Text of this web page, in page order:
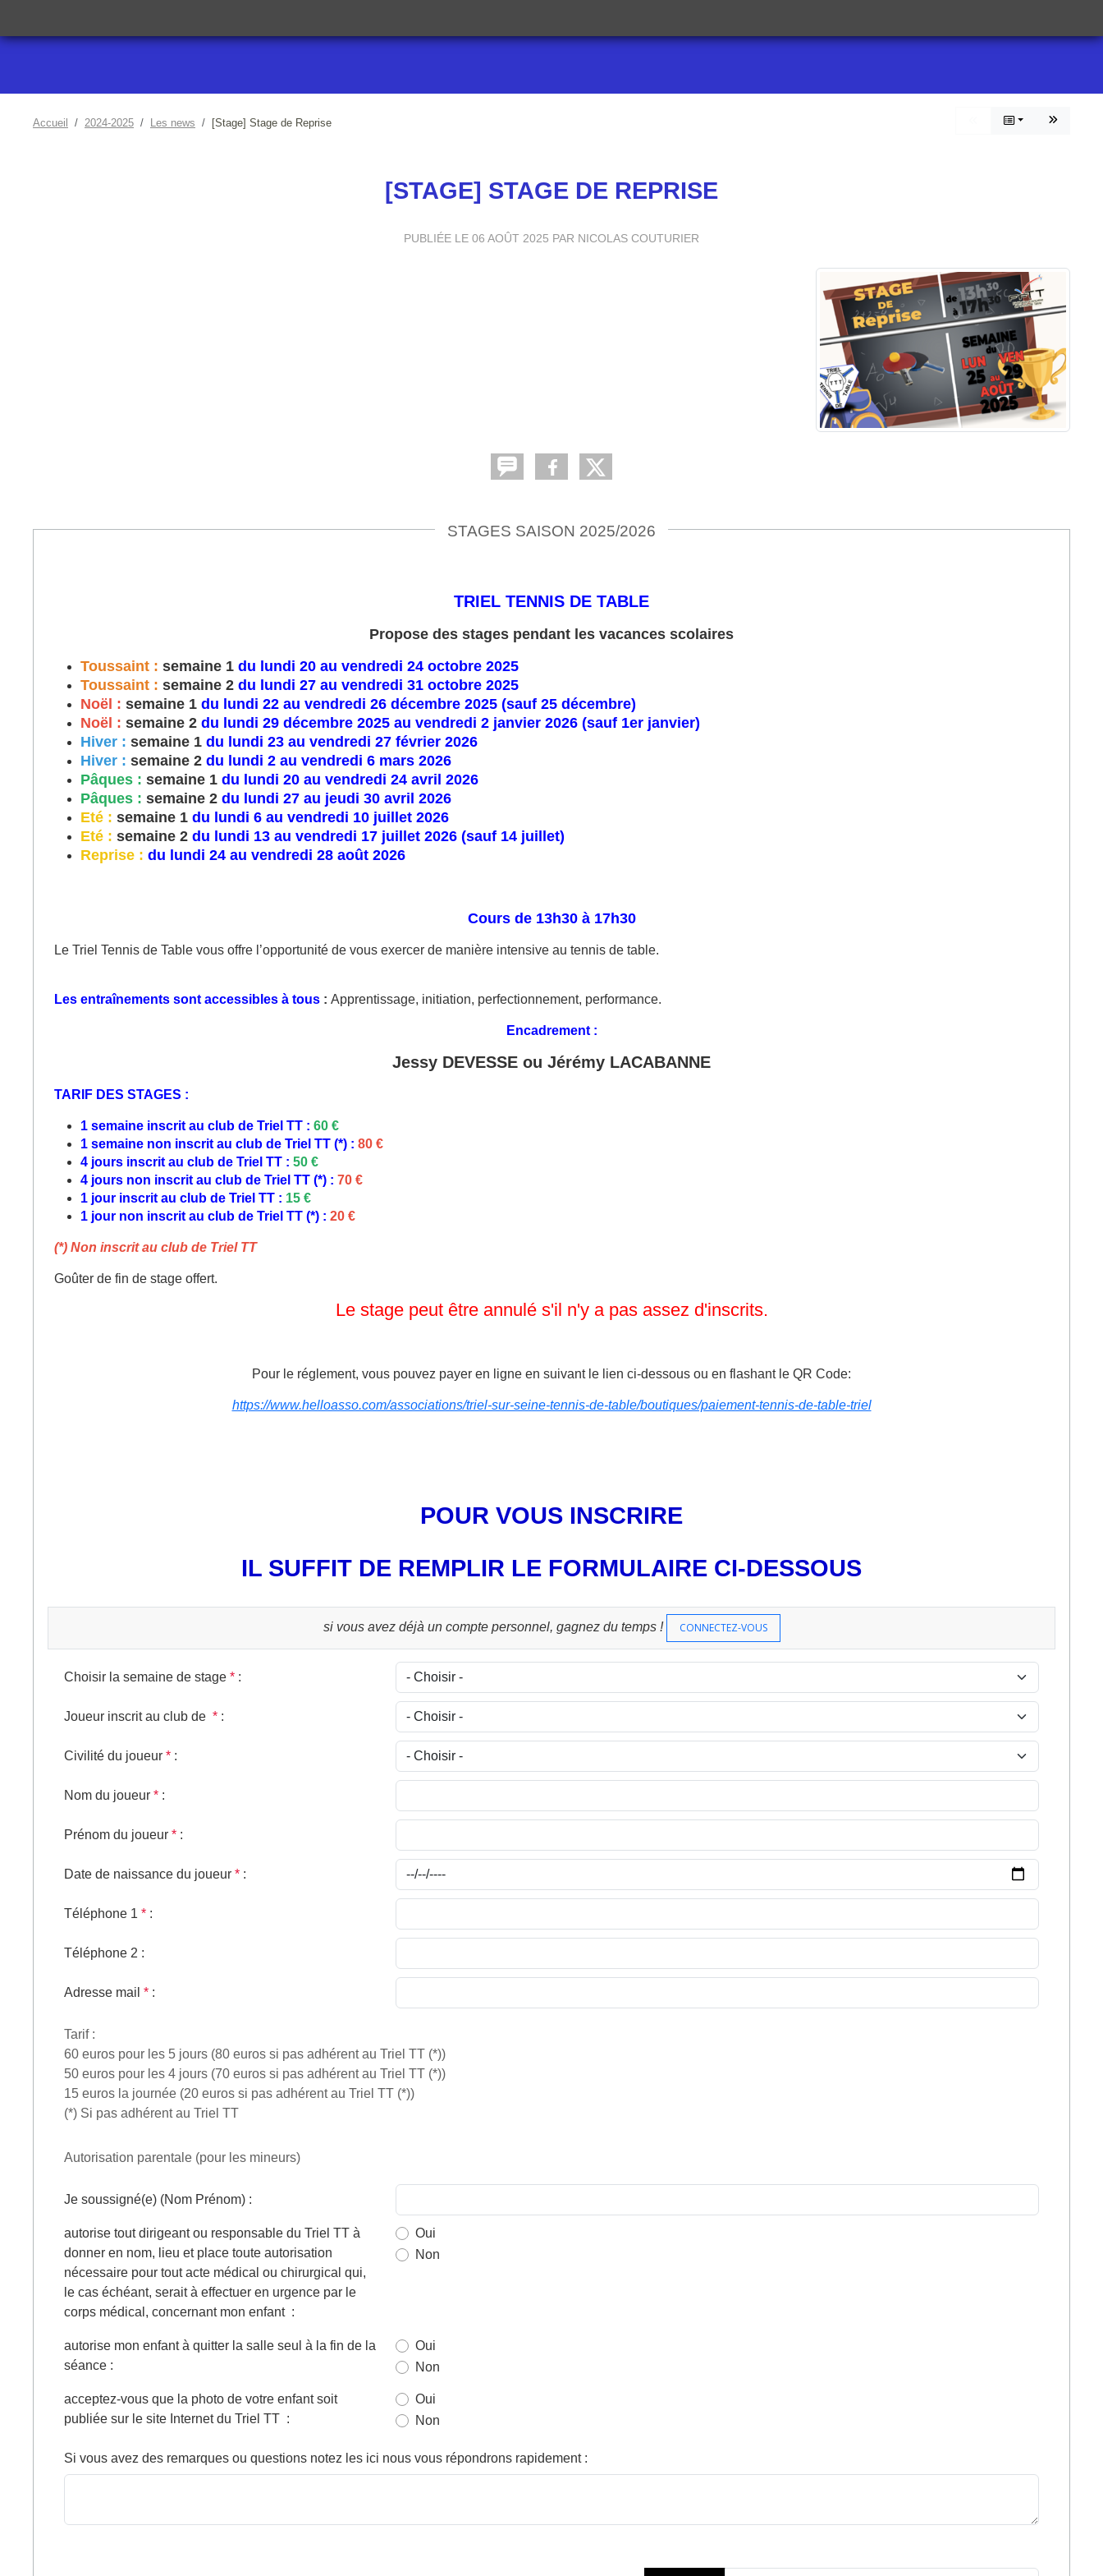
Accueil 2024-2025 Les news [Stage] Stage de Reprise
[STAGE] STAGE DE REPRISE
PUBLIÉE LE 06 AOÛT 2025 PAR NICOLAS COUTURIER
STAGES SAISON 2025/2026
TRIEL TENNIS DE TABLE
Propose des stages pendant les vacances scolaires
Toussaint : semaine 1 du lundi 20 au vendredi 24 octobre 2025
Toussaint : semaine 2 du lundi 27 au vendredi 31 octobre 2025
Noël : semaine 1 du lundi 22 au vendredi 26 décembre 2025 (sauf 25 décembre)
Noël : semaine 2 du lundi 29 décembre 2025 au vendredi 2 janvier 2026 (sauf 1er janvier)
Hiver : semaine 1 du lundi 23 au vendredi 27 février 2026
Hiver : semaine 2 du lundi 2 au vendredi 6 mars 2026
Pâques : semaine 1 du lundi 20 au vendredi 24 avril 2026
Pâques : semaine 2 du lundi 27 au jeudi 30 avril 2026
Eté : semaine 1 du lundi 6 au vendredi 10 juillet 2026
Eté : semaine 2 du lundi 13 au vendredi 17 juillet 2026 (sauf 14 juillet)
Reprise : du lundi 24 au vendredi 28 août 2026
Cours de 13h30 à 17h30
Le Triel Tennis de Table vous offre l’opportunité de vous exercer de manière intensive au tennis de table.
Les entraînements sont accessibles à tous : Apprentissage, initiation, perfectionnement, performance.
Encadrement :
Jessy DEVESSE ou Jérémy LACABANNE
TARIF DES STAGES :
1 semaine inscrit au club de Triel TT : 60 €
1 semaine non inscrit au club de Triel TT (*) : 80 €
4 jours inscrit au club de Triel TT : 50 €
4 jours non inscrit au club de Triel TT (*) : 70 €
1 jour inscrit au club de Triel TT : 15 €
1 jour non inscrit au club de Triel TT (*) : 20 €
(*) Non inscrit au club de Triel TT
Goûter de fin de stage offert.
Le stage peut être annulé s'il n'y a pas assez d'inscrits.
Pour le réglement, vous pouvez payer en ligne en suivant le lien ci-dessous ou en flashant le QR Code:
https://www.helloasso.com/associations/triel-sur-seine-tennis-de-table/boutiques/paiement-tennis-de-table-triel
POUR VOUS INSCRIRE
IL SUFFIT DE REMPLIR LE FORMULAIRE CI-DESSOUS
si vous avez déjà un compte personnel, gagnez du temps ! CONNECTEZ-VOUS
Choisir la semaine de stage * :
Joueur inscrit au club de * :
Civilité du joueur * :
Nom du joueur * :
Prénom du joueur * :
Date de naissance du joueur * :
Téléphone 1 * :
Téléphone 2 :
Adresse mail * :
Tarif :
60 euros pour les 5 jours (80 euros si pas adhérent au Triel TT (*))
50 euros pour les 4 jours (70 euros si pas adhérent au Triel TT (*))
15 euros la journée (20 euros si pas adhérent au Triel TT (*))
(*) Si pas adhérent au Triel TT
Autorisation parentale (pour les mineurs)
Je soussigné(e) (Nom Prénom) :
autorise tout dirigeant ou responsable du Triel TT à
donner en nom, lieu et place toute autorisation
nécessaire pour tout acte médical ou chirurgical qui,
le cas échéant, serait à effectuer en urgence par le
corps médical, concernant mon enfant :
Oui
Non
autorise mon enfant à quitter la salle seul à la fin de la
séance :
Oui
Non
acceptez-vous que la photo de votre enfant soit
publiée sur le site Internet du Triel TT :
Oui
Non
Si vous avez des remarques ou questions notez les ici nous vous répondrons rapidement: